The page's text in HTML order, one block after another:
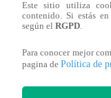
Cuando llegó el
comenzó
Este sitio utiliza
contenido. Si estás
según el RGPD.
Para conocer mejor
pagina de Política de